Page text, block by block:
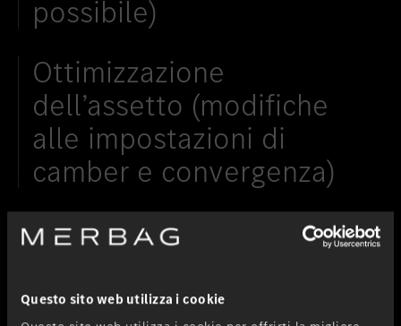
Questo sito web utilizza i cookie
possibile)
Ottimizzazione
dell’assetto (modifiche
alle impostazioni di
camber e convergenza)
Sostituzione degli